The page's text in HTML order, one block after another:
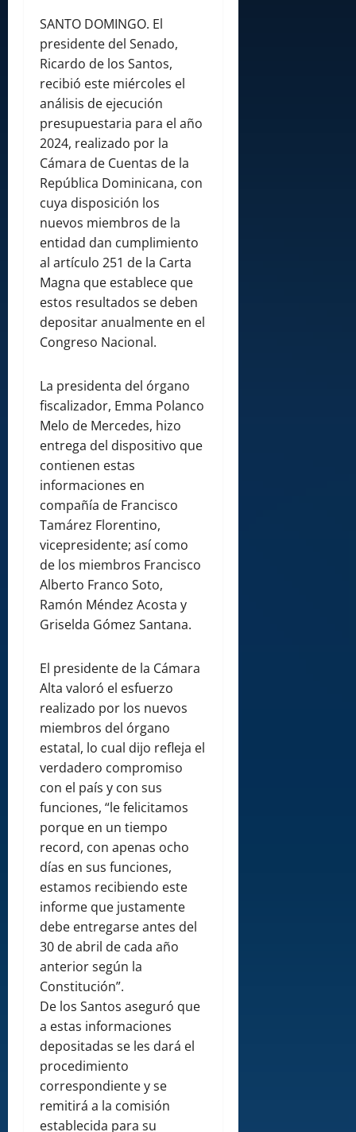
SANTO DOMINGO. El
presidente del Senado,
Ricardo de los Santos,
recibió este miércoles el
análisis de ejecución
presupuestaria para el año
2024, realizado por la
Cámara de Cuentas de la
República Dominicana, con
cuya disposición los
nuevos miembros de la
entidad dan cumplimiento
al artículo 251 de la Carta
Magna que establece que
estos resultados se deben
depositar anualmente en el
Congreso Nacional.
La presidenta del órgano
fiscalizador, Emma Polanco
Melo de Mercedes, hizo
entrega del dispositivo que
contienen estas
informaciones en
compañía de Francisco
Tamárez Florentino,
vicepresidente; así como
de los miembros Francisco
Alberto Franco Soto,
Ramón Méndez Acosta y
Griselda Gómez Santana.
El presidente de la Cámara
Alta valoró el esfuerzo
realizado por los nuevos
miembros del órgano
estatal, lo cual dijo refleja el
verdadero compromiso
con el país y con sus
funciones, “le felicitamos
porque en un tiempo
record, con apenas ocho
días en sus funciones,
estamos recibiendo este
informe que justamente
debe entregarse antes del
30 de abril de cada año
anterior según la
Constitución”.
De los Santos aseguró que
a estas informaciones
depositadas se les dará el
procedimiento
correspondiente y se
remitirá a la comisión
establecida para su